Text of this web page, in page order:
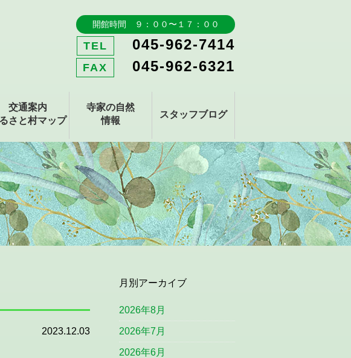
開館時間 ９：００〜１７：００
TEL 045-962-7414
FAX 045-962-6321
交通案内
さと村マップ
寺家の自然
情報
スタッフブログ
2023.12.03
月別アーカイブ
2026年8月
2026年7月
2026年6月